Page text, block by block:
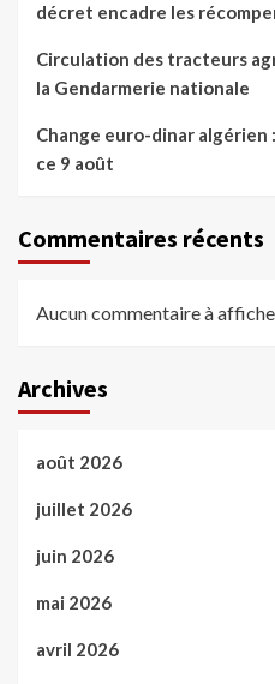
décret encadre les
Circulation des tracteurs
la Gendarmerie nationale
Change euro-dinar algérien
ce 9 août
Commentaires récents
Aucun commentaire à
Archives
août 2026
juillet 2026
juin 2026
mai 2026
avril 2026